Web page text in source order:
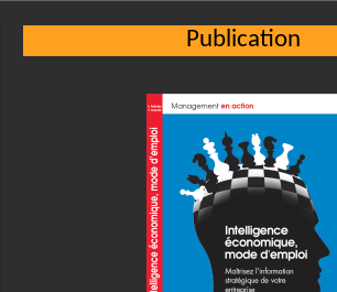
Publication